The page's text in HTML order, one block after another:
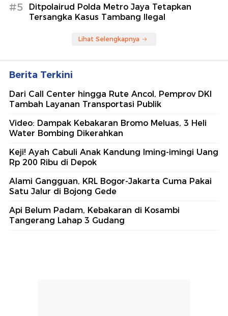
#5
Ditpolairud Polda Metro Jaya Tetapkan
Tersangka Kasus Tambang Ilegal
Lihat Selengkapnya
Berita Terkini
Dari Call Center hingga Rute Ancol, Pemprov DKI
Tambah Layanan Transportasi Publik
Video: Dampak Kebakaran Bromo Meluas, 3 Heli
Water Bombing Dikerahkan
Keji! Ayah Cabuli Anak Kandung Iming-imingi Uang
Rp 200 Ribu di Depok
Alami Gangguan, KRL Bogor-Jakarta Cuma Pakai
Satu Jalur di Bojong Gede
Api Belum Padam, Kebakaran di Kosambi
Tangerang Lahap 3 Gudang